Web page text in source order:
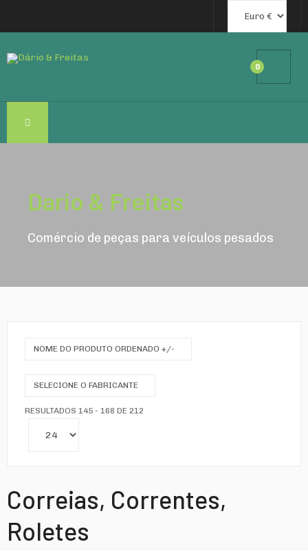
0
Dario & Freitas
Comércio de peças para veículos pesados
NOME DO PRODUTO ORDENADO +/-
SELECIONE O FABRICANTE
RESULTADOS 145 - 168 DE 212
Correias, Correntes,
Roletes